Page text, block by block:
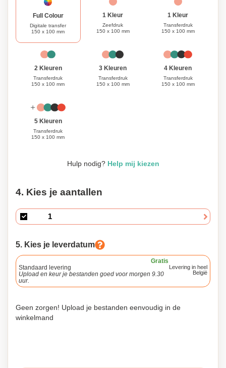
Full Colour
Digitale transfer
150 x 100 mm
1 Kleur
Zeefdruk
150 x 100 mm
1 Kleur
Transferdruk
150 x 100 mm
2 Kleuren
Transferdruk
150 x 100 mm
3 Kleuren
Transferdruk
150 x 100 mm
4 Kleuren
Transferdruk
150 x 100 mm
5 Kleuren
Transferdruk
150 x 100 mm
Hulp nodig? Help mij kiezen
4. Kies je aantallen
5. Kies je leverdatum
Gratis
Standaard levering
Upload en keur je bestanden goed voor morgen 9.30
uur.
Levering in heel
België
Geen zorgen! Upload je bestanden eenvoudig in de
winkelmand